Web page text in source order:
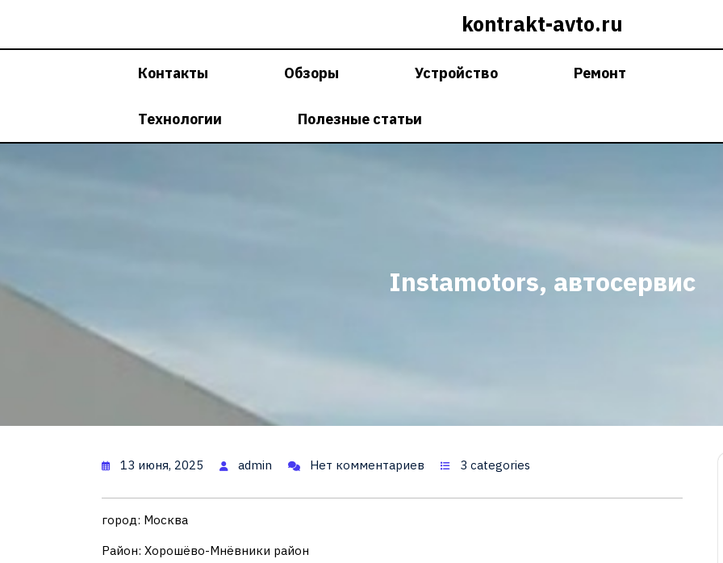
kontrakt-avto.ru
Контакты Обзоры Устройство Ремонт
Технологии Полезные статьи
Instamotors, автосервис
13 июня, 2025 admin Нет комментариев 3 categories
город: Москва
Район: Хорошёво-Мнёвники район